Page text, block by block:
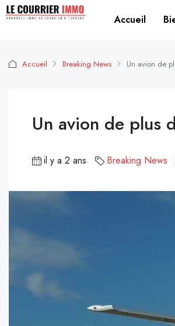
Accueil
Accueil Breaking News Un avion de
Un avion de plus
il y a 2 ans Breaking News